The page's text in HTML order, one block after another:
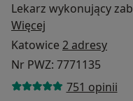
Lekarz wykonujący
Więcej
Katowice 2 adresy
Nr PWZ: 7771135
751 opinii